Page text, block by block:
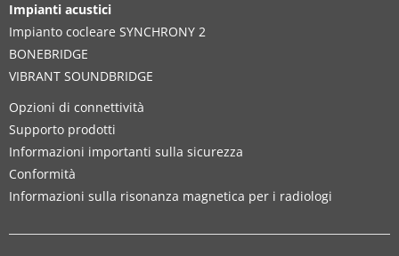
Impianti acustici
Impianto cocleare SYNCHRONY 2
BONEBRIDGE
VIBRANT SOUNDBRIDGE
Opzioni di connettività
Supporto prodotti
Informazioni importanti sulla sicurezza
Conformità
Informazioni sulla risonanza magnetica per i radiologi